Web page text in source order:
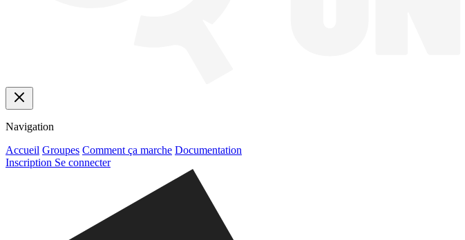
Navigation
Accueil Groupes Comment ça marche Documentation
Inscription Se connecter